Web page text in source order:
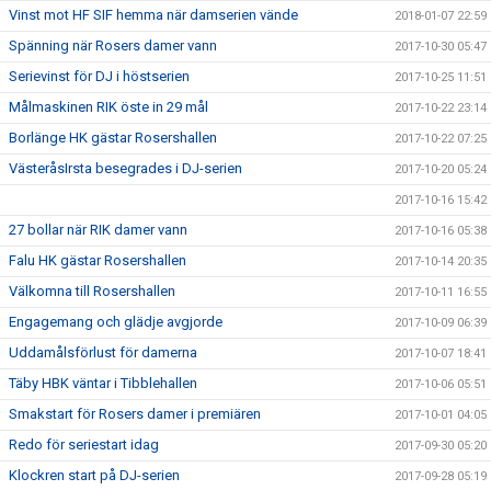
Vinst mot HF SIF hemma när damserien vände 2018-01-07 22:59
Spänning när Rosers damer vann 2017-10-30 05:47
Serievinst för DJ i höstserien 2017-10-25 11:51
Målmaskinen RIK öste in 29 mål 2017-10-22 23:14
Borlänge HK gästar Rosershallen 2017-10-22 07:25
VästeråsIrsta besegrades i DJ-serien 2017-10-20 05:24
2017-10-16 15:42
27 bollar när RIK damer vann 2017-10-16 05:38
Falu HK gästar Rosershallen 2017-10-14 20:35
Välkomna till Rosershallen 2017-10-11 16:55
Engagemang och glädje avgjorde 2017-10-09 06:39
Uddamålsförlust för damerna 2017-10-07 18:41
Täby HBK väntar i Tibblehallen 2017-10-06 05:51
Smakstart för Rosers damer i premiären 2017-10-01 04:05
Redo för seriestart idag 2017-09-30 05:20
Klockren start på DJ-serien 2017-09-28 05:19